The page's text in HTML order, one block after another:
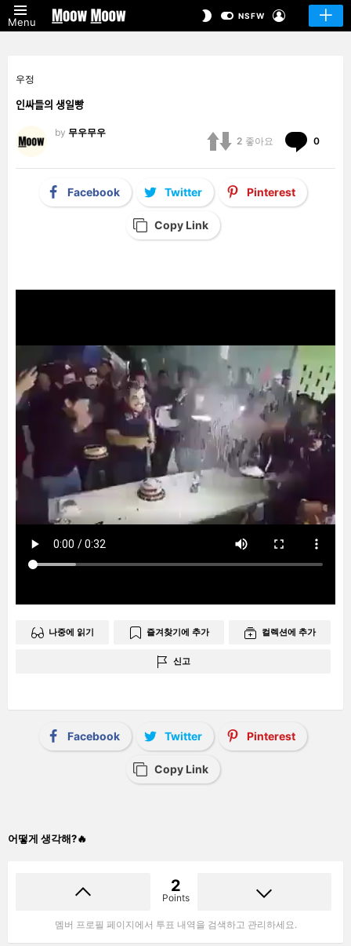
Menu
SWITCHNSFW
우정
인싸들의 생일빵
by 무우무우
2 좋아요 0
Facebook Twitter Pinterest
Copy Link
나중에 읽기 즐겨찾기에 추가 컬렉션에 추가
신고
Facebook Twitter Pinterest
Copy Link
어떻게 생각해?🔥
2
Points
멤버 프로필 페이지에서 투표 내역을 검색하고 관리하세요.